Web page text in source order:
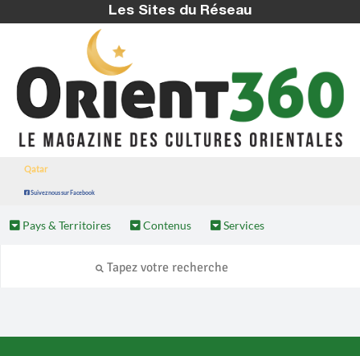
Les Sites du Réseau
Qatar
Suivez nous sur Facebook
Pays & Territoires Contenus Services